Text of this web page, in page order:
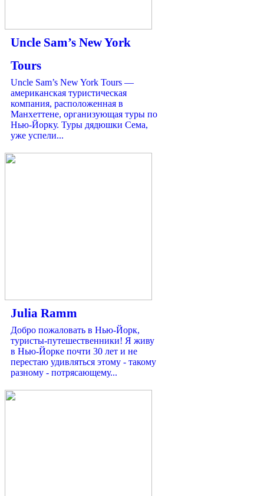
Uncle Sam’s New York
Tours
Uncle Sam’s New York Tours —
американская туристическая
компания, расположенная в
Манхеттене, организующая туры по
Нью-Йорку. Туры дядюшки Сема,
уже успели...
Julia Ramm
Добро пожаловать в Нью-Йорк,
туристы-путешественники! Я живу
в Нью-Йорке почти 30 лет и не
перестаю удивляться этому - такому
разному - потрясающему...